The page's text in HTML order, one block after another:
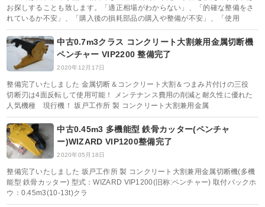
お探しすることも致します。「適正相場がわからない」、「的確な整備をさ
れているか不安」、「購入後の損耗部品の購入や整備が不安」、「使用
中古0.7m3クラス コンクリート大割兼用金属切断機
ペンチャー VIP2200 整備完了
2020年12月17日
整備完了いたしました 金属切断＆コンクリート大割＆つまみ片付けの三役
切断刃は4面反転して使用可能！ メンテナンス費用の削減と耐久性に優れた
人気機種 現行機！ 坂戸工作所 製 コンクリート大割兼用金属
中古0.45m3 多機能型 鉄骨カッター(ペンチャ
ー)WIZARD VIP1200整備完了
2020年05月18日
整備完了いたしました 坂戸工作所 製 コンクリート大割兼用金属切断機(多機
能型 鉄骨カッター) 型式：WIZARD VIP1200(旧称:ペンチャー) 取付バックホ
ウ：0.45m3(10-13t)クラ